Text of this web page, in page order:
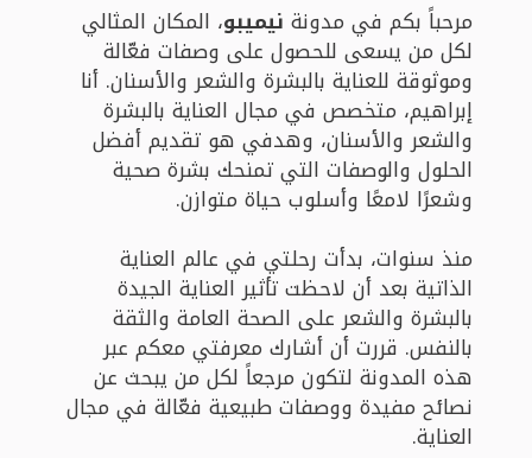
مرحباً بكم في مدونة نيميبو، المكان المثالي
لكل من يسعى للحصول على وصفات فعّالة
وموثوقة للعناية بالبشرة والشعر والأسنان. أنا
إبراهيم، متخصص في مجال العناية بالبشرة
والشعر والأسنان، وهدفي هو تقديم أفضل
الحلول والوصفات التي تمنحك بشرة صحية
وشعرًا لامعًا وأسلوب حياة متوازن.
منذ سنوات، بدأت رحلتي في عالم العناية
الذاتية بعد أن لاحظت تأثير العناية الجيدة
بالبشرة والشعر على الصحة العامة والثقة
بالنفس. قررت أن أشارك معرفتي معكم عبر
هذه المدونة لتكون مرجعاً لكل من يبحث عن
نصائح مفيدة ووصفات طبيعية فعّالة في مجال
العناية.